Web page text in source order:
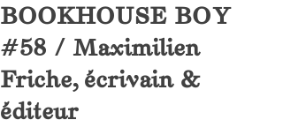
BOOKHOUSE BOY
#58 / Maximilien
Friche, écrivain &
éditeur